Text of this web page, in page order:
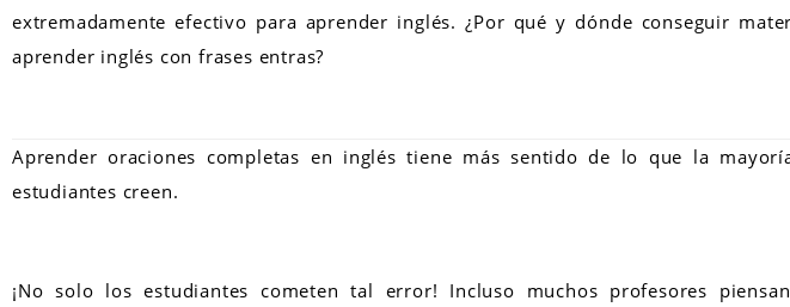
extremadamente efectivo para aprender inglés. ¿Por qué y dónde conseguir
aprender inglés con frases entras?
Aprender oraciones completas en inglés tiene más sentido de lo que la
estudiantes creen.
¡No solo los estudiantes cometen tal error! Incluso muchos profesores